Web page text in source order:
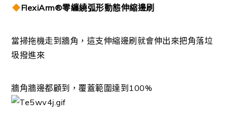
FlexiArm®零纏繞弧形動態伸縮邊刷
當掃拖機走到牆角，這支伸縮邊刷就會伸出來把角落垃
圾撥進來
牆角牆邊都顧到，覆蓋範圍達到100%